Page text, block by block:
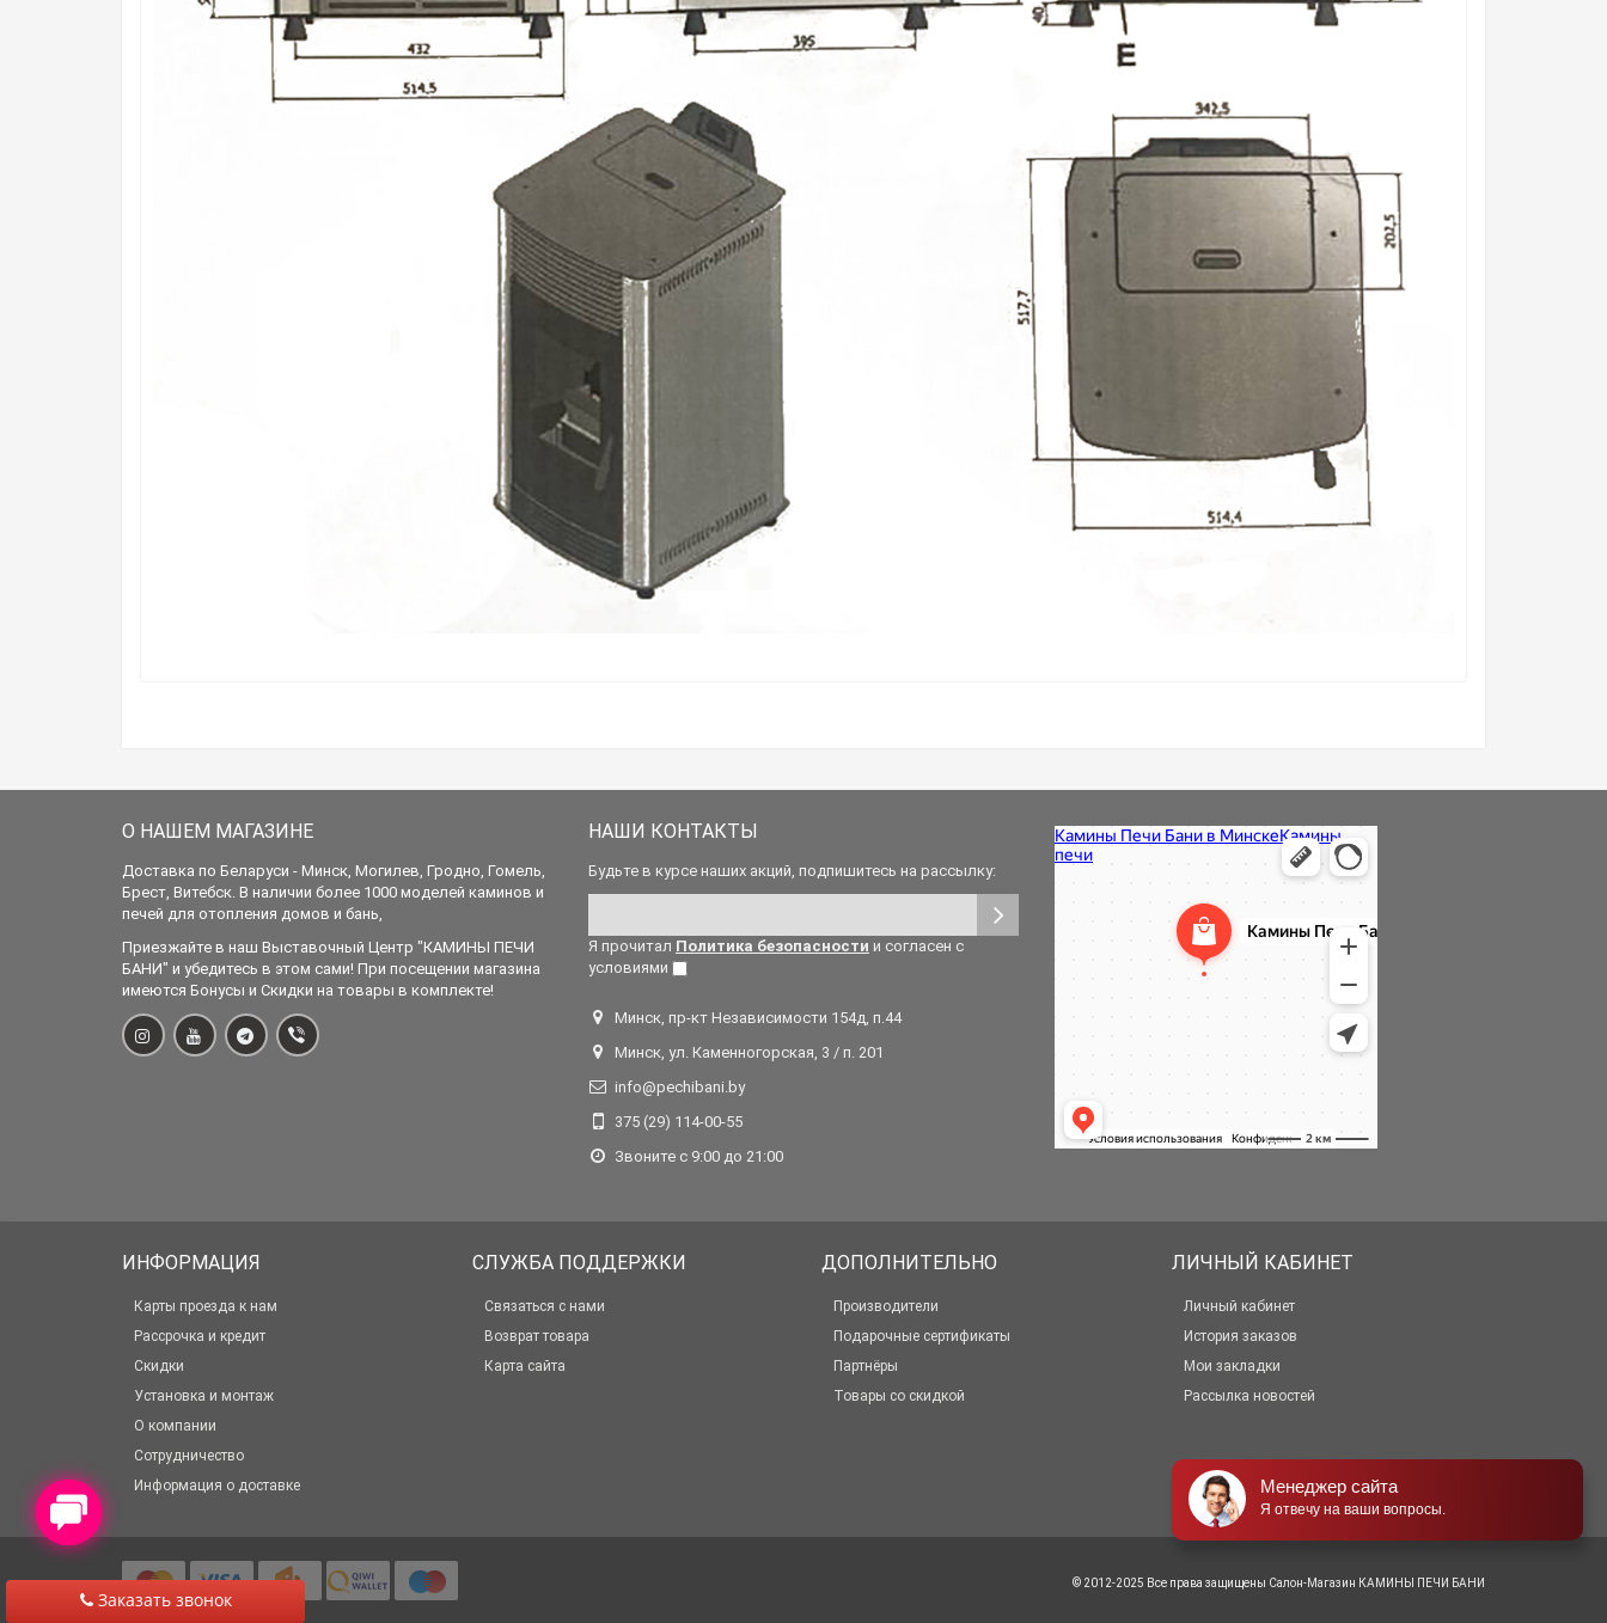
Заказать звонок
О НАШЕМ МАГАЗИНЕ
Доставка по Беларуси - Минск, Могилев, Гродно, Гомель,
Брест, Витебск. В наличии более 1000 моделей каминов и
печей для отопления домов и бань,
Приезжайте в наш Выставочный Центр "КАМИНЫ ПЕЧИ
БАНИ" и убедитесь в этом сами! При посещении магазина
имеются Бонусы и Скидки на товары в комплекте!
НАШИ КОНТАКТЫ
Будьте в курсе наших акций, подпишитесь на рассылку:
Я прочитал Политика безопасности и согласен с
условиями
Минск, пр-кт Независимости 154д, п.44
Минск, ул. Каменногорская, 3 / п. 201
info@pechibani.by
375 (29) 114-00-55
Звоните с 9:00 до 21:00
ИНФОРМАЦИЯ
Карты проезда к нам
Рассрочка и кредит
Скидки
Установка и монтаж
О компании
Сотрудничество
Информация о доставке
СЛУЖБА ПОДДЕРЖКИ
Связаться с нами
Возврат товара
Карта сайта
ДОПОЛНИТЕЛЬНО
Производители
Подарочные сертификаты
Партнёры
Товары со скидкой
ЛИЧНЫЙ КАБИНЕТ
Личный кабинет
История заказов
Мои закладки
Рассылка новостей
© 2012-2025 Все права защищены Салон-Магазин КАМИНЫ ПЕЧИ БАНИ
Менеджер сайта
Я отвечу на ваши вопросы.